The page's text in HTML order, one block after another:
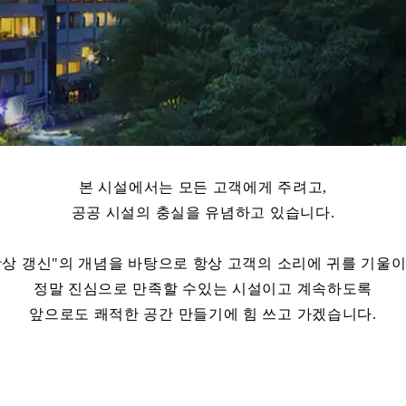
본 시설에서는 모든 고객에게 주려고,
공공 시설의 충실을 유념하고 있습니다.
갱신"의 개념을 바탕으로 항상 고객의 소리에 귀를 기울
정말 진심으로 만족할 수있는 시설이고 계속하도록
앞으로도 쾌적한 공간 만들기에 힘 쓰고 가겠습니다.